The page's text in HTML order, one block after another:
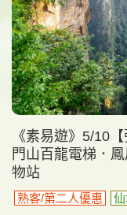
《素易遊》5/10
門山百龍電梯．
物站
熟客/第二人優惠